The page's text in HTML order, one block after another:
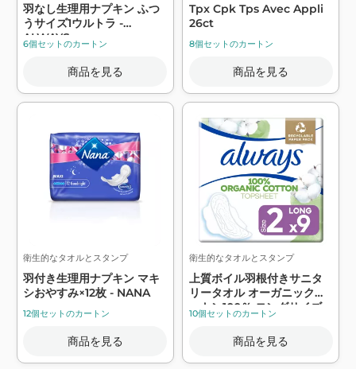
羽なし生理用ナプキン ふつ
うサイズ1ウルトラ -
ALWAYS
6個セットのカートン
商品を見る
Tpx Cpk Tps Avec Appli
26ct
8個セットのカートン
商品を見る
衛生的なタオルとスタンプ
羽付き生理用ナプキン マキ
シおやすみ×12枚 - NANA
12個セットのカートン
商品を見る
衛生的なタオルとスタンプ
上質ボイル羽根付きサニタ
リータオル オーガニックコ
ットン100％ ロングサイズ
2×9 - ALWAYS
10個セットのカートン
商品を見る